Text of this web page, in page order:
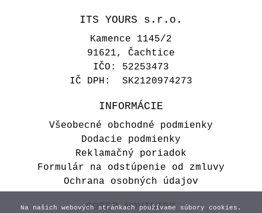
ITS YOURS s.r.o.
Kamence 1145/2
91621, Čachtice
IČO: 52253473
IČ DPH: SK2120974273
INFORMÁCIE
Všeobecné obchodné podmienky
Dodacie podmienky
Reklamačný poriadok
Formulár na odstúpenie od zmluvy
Ochrana osobných údajov
ODBER NOVINIEK
Na našich webových stránkach používame súbory cookies.